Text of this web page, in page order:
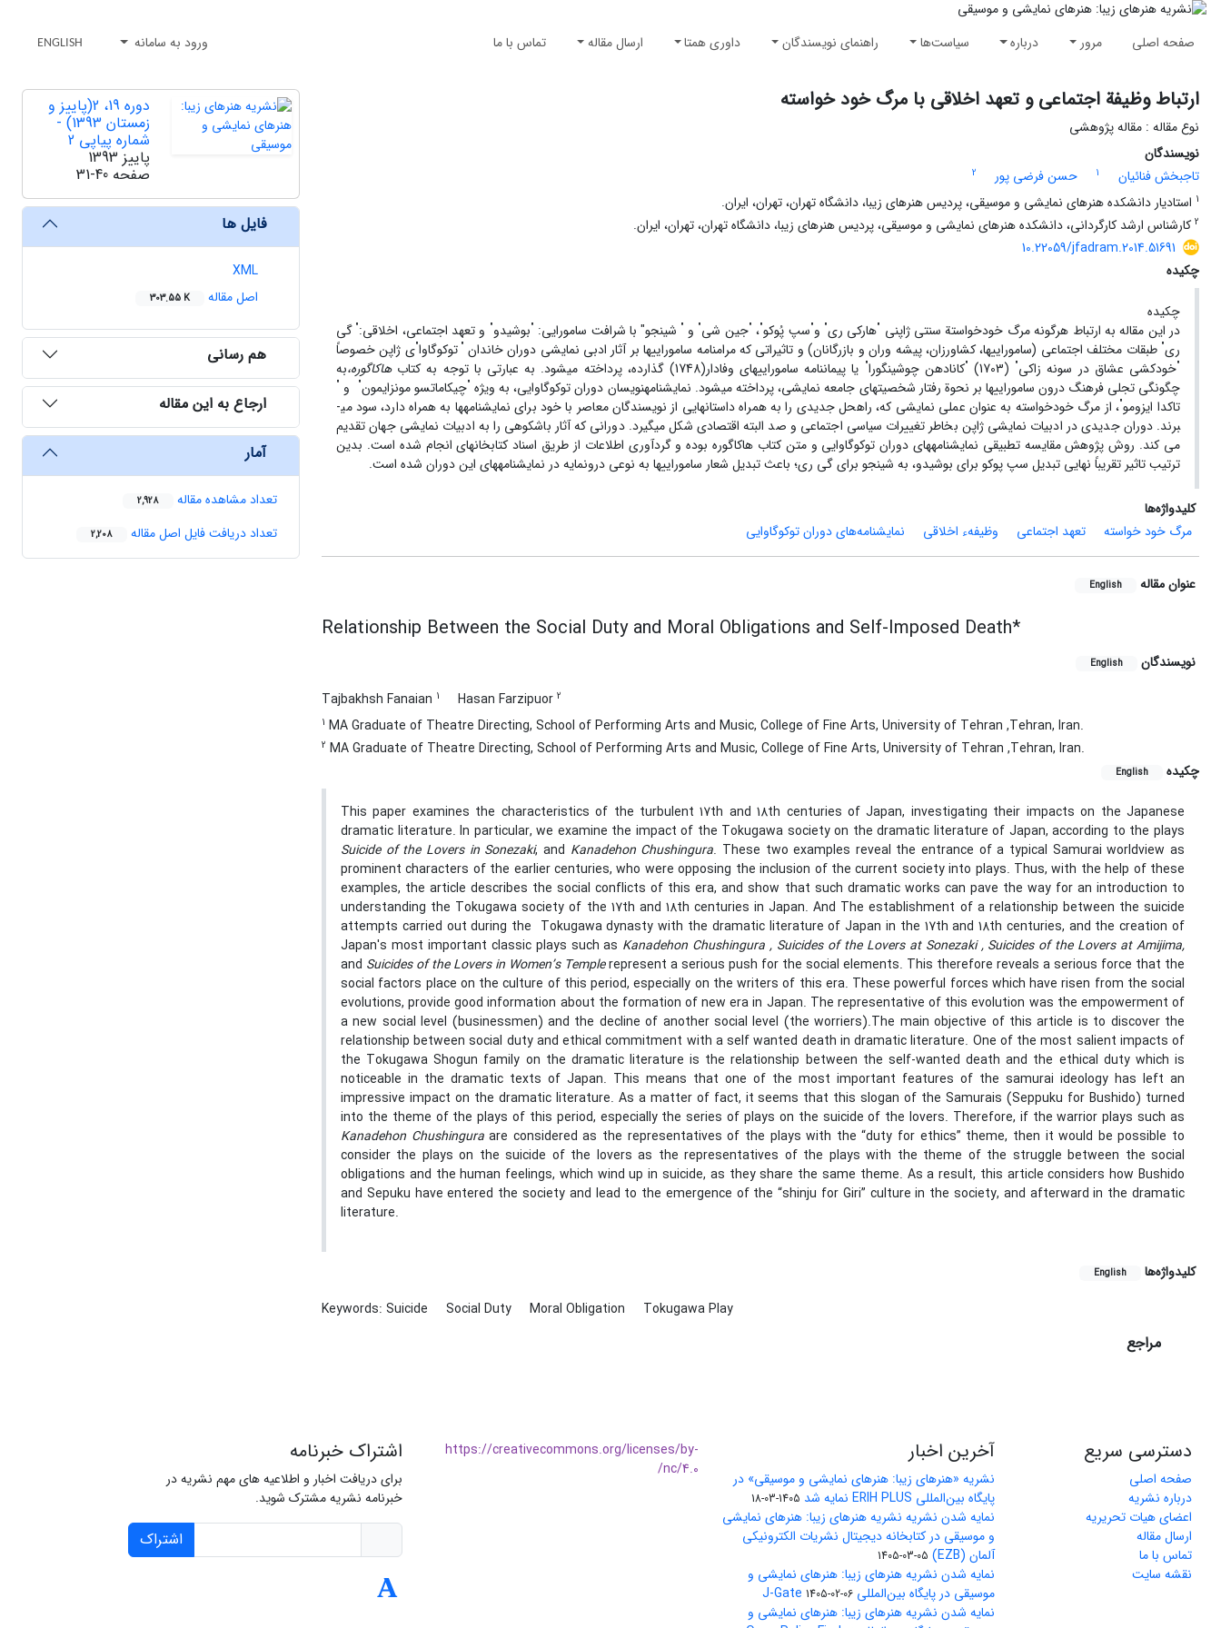
صفحه اصلی مرور درباره سیاست‌ها راهنمای نویسندگان داوری همتا ارسال مقاله تماس با ما ورود به سامانه ENGLISH
ارتباط وظیفة اجتماعی و تعهد اخلاقی با مرگ خود خواسته
نوع مقاله : مقاله پژوهشی
نویسندگان
تاجبخش فنائیان
1 حسن فرضی پور
2
1 استادیار دانشکده هنرهای نمایشی و موسیقی، پردیس هنرهای زیبا، دانشگاه تهران، تهران، ایران.
2 کارشناس ارشد کارگردانی، دانشکده هنرهای نمایشی و موسیقی، پردیس هنرهای زیبا، دانشگاه تهران، تهران، ایران.
10.22059/jfadram.2014.51691
چکیده
چکیده
در این مقاله به ارتباط هرگونه مرگ خودخواستة سنتی ژاپنی "هارکی ری" و"سپ پُوکو"، "جین شی" و " شینجو" با شرافت سامورایی: "بوشیدو" و تعهد اجتماعی، اخلاقی:" گی
ری" طبقات مختلف اجتماعی (سامورایی­ها، کشاورزان، پیشه­ وران و بازرگانان) و تاثیراتی که مرامنامه سامورایی­ها بر آثار ادبی نمایشی دوران خاندان "توکوگاوا"ی ژاپن خصوصاً
"خودکشی عشاق در سونه زاکی"
(1703)
"کانادهن چوشینگورا" یا پیمان­نامه سامورایی­های وفادار(1748) گذارده، پرداخته می­شود. به عبارتی با توجه به کتاب هاکاگوره،به
چگونگی تجلی فرهنگ درون سامورایی­ها بر نحوة رفتار شخصیت­های جامعه نمایشی، پرداخته می­شود. نمایشنامه­نویسان دوران توکوگاوایی، به ویژه "چیکاماتسو مونزایمون" و "
تاکدا ایزومو"
، از مرگ خودخواسته به عنوان عملی نمایشی که، راه­حل جدیدی را به همراه داستان­هایی از نویسندگان معاصر با خود برای نمایشنامه­ها به همراه دارد، سود می­
برند. دوران جدیدی در ادبیات نمایشی ژاپن بخاطر تغییرات سیاسی اجتماعی و صد البته اقتصادی شکل می­گیرد. دورانی که آثار باشکوهی را به ادبیات نمایشی جهان تقدیم
می کند. روش پژوهش مقایسه تطبیقی نمایشنامه­های دوران توکوگاوایی و متن کتاب هاکاگوره بوده و گردآوری اطلاعات از طریق اسناد کتابخانه­ای انجام شده است. بدین
ترتیب تاثیر تقریباً نهایی تبدیل سپ پوکو برای بوشیدو، به شینجو برای گی ری؛ باعث تبدیل شعار سامورایی­ها به نوعی درون­مایه در نمایشنامه­های این دوران شده است.
کلیدواژه‌ها
مرگ خود خواسته
تعهد اجتماعی وظیفهء اخلاقی نمایشنامه‌های دوران توکوگاوایی
عنوان مقاله English
Relationship Between the Social Duty and Moral Obligations and Self-Imposed Death*
نویسندگان English
Tajbakhsh Fanaian 1 Hasan Farzipuor 2
1 MA Graduate of Theatre Directing, School of Performing Arts and Music, College of Fine Arts, University of Tehran ,Tehran, Iran.
2 MA Graduate of Theatre Directing, School of Performing Arts and Music, College of Fine Arts, University of Tehran ,Tehran, Iran.
چکیده
English
This paper examines the characteristics of the turbulent 17th and 18th centuries of Japan, investigating their impacts on the Japanese
dramatic literature. In particular, we examine the impact of the Tokugawa society on the dramatic literature of Japan, according to the plays
Suicide of the Lovers in Sonezaki, and Kanadehon Chushingura. These two examples reveal the entrance of a typical Samurai worldview as
prominent characters of the earlier centuries, who were opposing the inclusion of the current society into plays. Thus, with the help of these
examples, the article describes the social conflicts of this era, and show that such dramatic works can pave the way for an introduction to
understanding the Tokugawa society of the 17th and 18th centuries in Japan. And The establishment of a relationship between the suicide
attempts carried out during the Tokugawa dynasty with the dramatic literature of Japan in the 17th and 18th centuries, and the creation of
Japan's most important classic plays such as Kanadehon Chushingura , Suicides of the Lovers at Sonezaki , Suicides of the Lovers at Amijima,
and Suicides of the Lovers in Women’s Templerepresent a serious push for the social elements. This therefore reveals a serious force that the
social factors place on the culture of this period, especially on the writers of this era. These powerful forces which have risen from the social
evolutions, provide good information about the formation of new era in Japan. The representative of this evolution was the empowerment of
a new social level (businessmen) and the decline of another social level (the worriers).The main objective of this article is to discover the
relationship between social duty and ethical commitment with a self wanted death in dramatic literature. One of the most salient impacts of
the Tokugawa Shogun family on the dramatic literature is the relationship between the self-wanted death and the ethical duty which is
noticeable in the dramatic texts of Japan. This means that one of the most important features of the samurai ideology has left an
impressive impact on the dramatic literature. As a matter of fact, it seems that this slogan of the Samurais (Seppuku for Bushido) turned
into the theme of the plays of this period, especially the series of plays on the suicide of the lovers. Therefore, if the warrior plays such as
Kanadehon Chushinguraare considered as the representatives of the plays with the “duty for ethics” theme, then it would be possible to
consider the plays on the suicide of the lovers as the representatives of the plays with the theme of the struggle between the social
obligations and the human feelings, which wind up in suicide, as they share the same theme. As a result, this article considers how Bushido
and Sepuku have entered the society and lead to the emergence of the “shinju for Giri” culture in the society, and afterward in the dramatic
literature.
کلیدواژه‌ها English
Keywords: Suicide Social Duty Moral Obligation Tokugawa Play
مراجع
دوره 19، 2(پاییز و
زمستان 1393) -
شماره پیاپی 2
پاییز 1393
صفحه 31-40
فایل ها
XML
اصل مقاله
303.55 K
هم رسانی
ارجاع به این مقاله
آمار
تعداد مشاهده مقاله 2,928
تعداد دریافت فایل اصل مقاله 2,208
دسترسی سریع
صفحه اصلی
درباره نشریه
اعضای هیات تحریریه
ارسال مقاله
تماس با ما
نقشه سایت
آخرین اخبار
نشریه «هنرهای زیبا: هنرهای نمایشی و موسیقی» در
پایگاه بین‌المللی ERIH PLUS نمایه شد
1405-03-18
نمایه شدن نشریه نشریه هنرهای زیبا: هنرهای نمایشی
و موسیقی در کتابخانه دیجیتال نشریات الکترونیکی
آلمان (EZB)
1405-03-05
نمایه شدن نشریه هنرهای زیبا: هنرهای نمایشی و
موسیقی در پایگاه بین‌المللی J-Gate1405-02-06
نمایه شدن نشریه هنرهای زیبا: هنرهای نمایشی و
https://creativecommons.org/licenses/by-
nc/4.0/
اشتراک خبرنامه
برای دریافت اخبار و اطلاعیه های مهم نشریه در
خبرنامه نشریه مشترک شوید.
اشتراک